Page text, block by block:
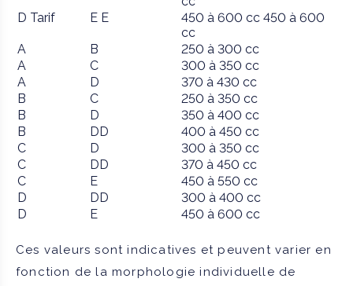
D Tarif E E 450 à 600 cc 450 à 600
cc
A
B
250 à 300 cc
A
C
300 à 350 cc
A
D
370 à 430 cc
B
C
250 à 350 cc
B
D
350 à 400 cc
B
DD
400 à 450 cc
C
D
300 à 350 cc
C
DD
370 à 450 cc
C
E
450 à 550 cc
D
DD
300 à 400 cc
D
E 450 à 600 cc
Ces valeurs sont indicatives et peuvent varier en
fonction de la morphologie individuelle de